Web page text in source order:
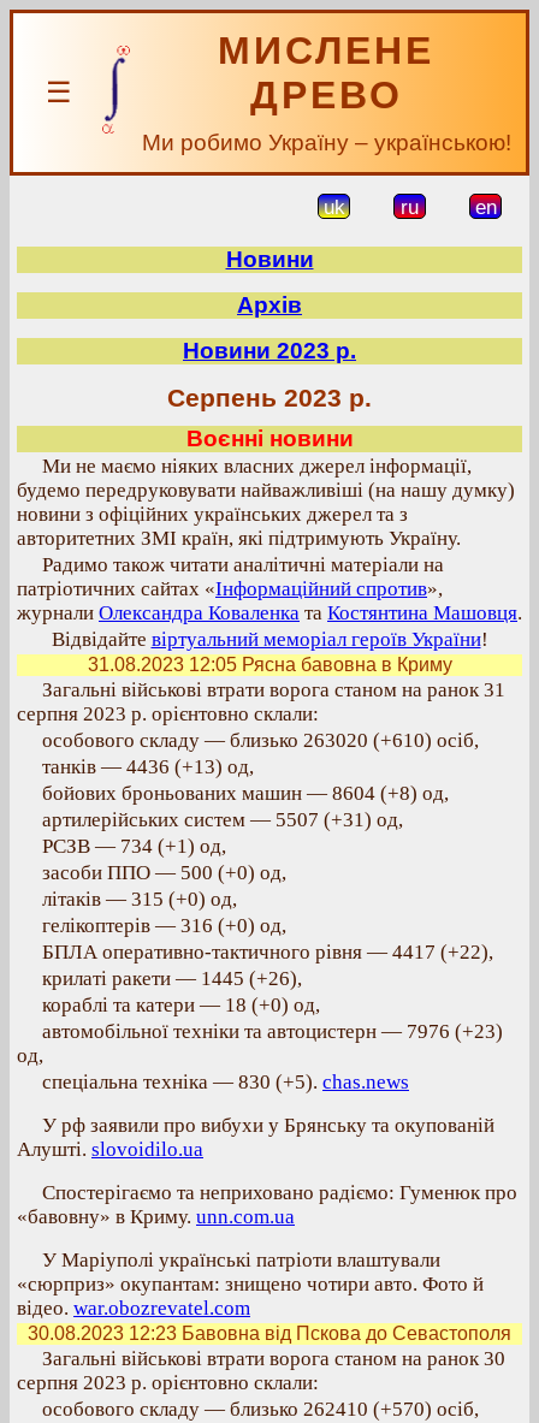
☰
МИСЛЕНЕ
ДРЕВО
Ми робимо Україну – українською!
uk ru en
Новини
Архів
Новини 2023 р.
Серпень 2023 р.
Воєнні новини
Ми не маємо ніяких власних джерел інформації,
будемо передруковувати найважливіші (на нашу думку)
новини з офіційних українських джерел та з
авторитетних ЗМІ країн, які підтримують Україну.
Радимо також читати аналітичні матеріали на
патріотичних сайтах «Інформаційний спротив»,
журнали Олександра Коваленка та Костянтина Машовця.
Відвідайте віртуальний меморіал героїв України!
31.08.2023 12:05Рясна бавовна в Криму
Загальні військові втрати ворога станом на ранок 31
серпня 2023 р. орієнтовно склали:
особового складу — близько 263020 (+610) осіб,
танків — 4436 (+13) од,
бойових броньованих машин — 8604 (+8) од,
артилерійських систем — 5507 (+31) од,
РСЗВ — 734 (+1) од,
засоби ППО — 500 (+0) од,
літаків — 315 (+0) од,
гелікоптерів — 316 (+0) од,
БПЛА оперативно-тактичного рівня — 4417 (+22),
крилаті ракети — 1445 (+26),
кораблі та катери — 18 (+0) од,
автомобільної техніки та автоцистерн — 7976 (+23)
од,
спеціальна техніка — 830 (+5). chas.news
У рф заявили про вибухи у Брянську та окупованій
Алушті. slovoidilo.ua
Спостерігаємо та неприховано радіємо: Гуменюк про
«бавовну» в Криму. unn.com.ua
У Маріуполі українські патріоти влаштували
«сюрприз» окупантам: знищено чотири авто. Фото й
відео. war.obozrevatel.com
30.08.2023 12:23 Бавовна від Пскова до Севастополя
Загальні військові втрати ворога станом на ранок 30
серпня 2023 р. орієнтовно склали:
особового складу — близько 262410 (+570) осіб,